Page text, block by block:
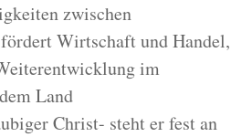
zwischen
Wirtschaft und Handel,
im
Land
Christ- steht er fest an